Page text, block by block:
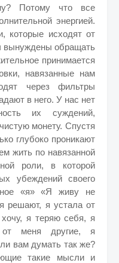
Потому что все
энергией.
которые исходят от
вынуждены обращать
принимается
навязанные нам
через фильтры
в него. У нас нет
их суждений,
монету. Спустя
глубоко проникают
жить по навязанной
роли, в которой
убеждений своего
«я» «Я живу не
решают, я устала от
я теряю себя, я
меня другие, я
вам думать так же?
такие мысли и